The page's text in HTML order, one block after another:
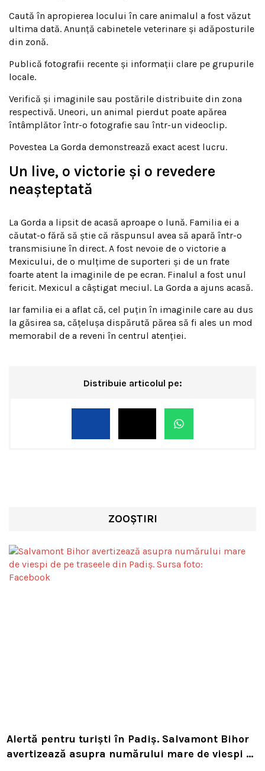
Caută în apropierea locului în care animalul a fost văzut
ultima dată. Anunță cabinetele veterinare și adăposturile
din zonă.
Publică fotografii recente și informații clare pe grupurile
locale.
Verifică și imaginile sau postările distribuite din zona
respectivă. Uneori, un animal pierdut poate apărea
întâmplător într-o fotografie sau într-un videoclip.
Povestea La Gorda demonstrează exact acest lucru.
Un live, o victorie și o revedere
neașteptată
La Gorda a lipsit de acasă aproape o lună. Familia ei a
căutat-o fără să știe că răspunsul avea să apară într-o
transmisiune în direct. A fost nevoie de o victorie a
Mexicului, de o mulțime de suporteri și de un frate
foarte atent la imaginile de pe ecran. Finalul a fost unul
fericit. Mexicul a câștigat meciul. La Gorda a ajuns acasă.
Iar familia ei a aflat că, cel puțin în imaginile care au dus
la găsirea sa, cățelușa dispărută părea să fi ales un mod
memorabil de a reveni în centrul atenției.
Distribuie articolul pe:
ZOOȘTIRI
Alertă pentru turiști în Padiș. Salvamont Bihor
avertizează asupra numărului mare de viespi de